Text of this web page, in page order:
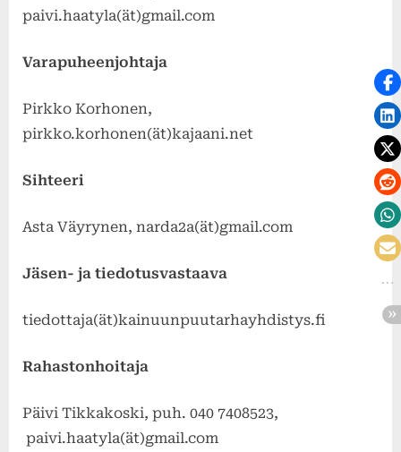
paivi.haatyla(ät)gmail.com
Varapuheenjohtaja
Pirkko Korhonen,
pirkko.korhonen(ät)kajaani.net
Sihteeri
Asta Väyrynen, narda2a(ät)gmail.com
Jäsen- ja tiedotusvastaava
tiedottaja(ät)kainuunpuutarhayhdistys.fi
Rahastonhoitaja
Päivi Tikkakoski, puh. 040 7408523,
paivi.haatyla(ät)gmail.com